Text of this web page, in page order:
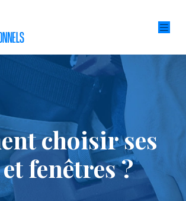
choisir ses
fenêtres ?